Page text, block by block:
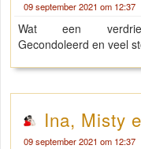
09 september 2021 om 12:37
Wat een
Gecondoleerd en veel
Ina, Misty
09 september 2021 om 12:37